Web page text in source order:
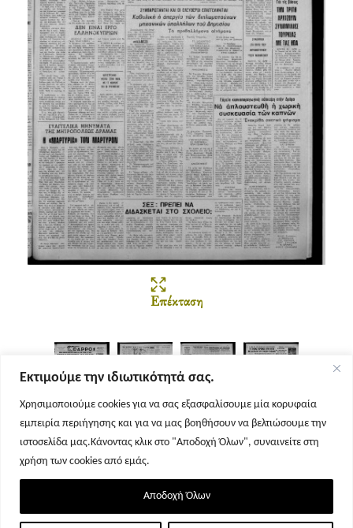
Εκτιμούμε την ιδιωτικότητά σας.
Χρησιμοποιούμε cookies για να σας εξασφαλίσουμε μία κορυφαία
εμπειρία περιήγησης και για να μας βοηθήσουν να βελτιώσουμε την
ιστοσελίδα μας.Κάνοντας κλικ στο "Αποδοχή Όλων", συναινείτε στη
χρήση των cookies από εμάς.
Αποδοχή Όλων
Επέκταση
Σελίδα 1 Σελίδα 2 Σελίδα 3 Σελίδα 4